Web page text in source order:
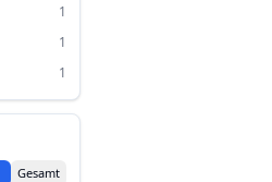
1
1
1
Gesamt